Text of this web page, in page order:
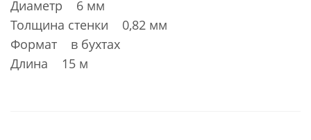
Диаметр 6 мм
Толщина стенки 0,82 мм
Формат в бухтах
Длина 15 м